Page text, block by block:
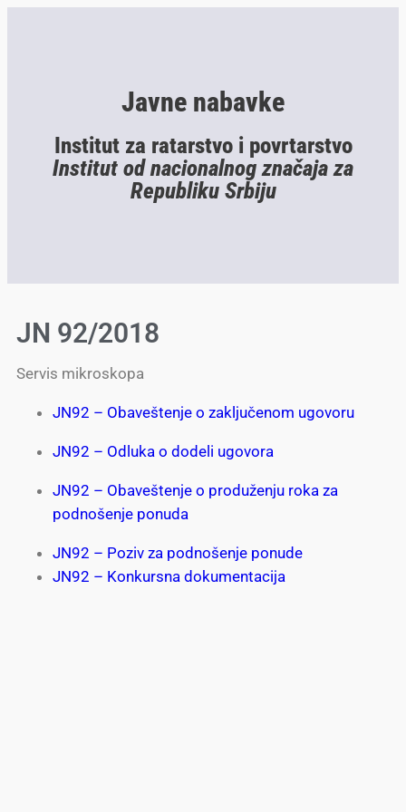
Javne nabavke
Institut za ratarstvo i povrtarstvo
Institut od nacionalnog značaja za
Republiku Srbiju
JN 92/2018
Servis mikroskopa
JN92 – Obaveštenje o zaključenom ugovoru
JN92 – Odluka o dodeli ugovora
JN92 – Obaveštenje o produženju roka za
podnošenje ponuda
JN92 – Poziv za podnošenje ponude
JN92 – Konkursna dokumentacija